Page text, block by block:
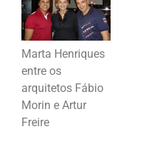
Marta Henriques
entre os
arquitetos Fábio
Morin e Artur
Freire